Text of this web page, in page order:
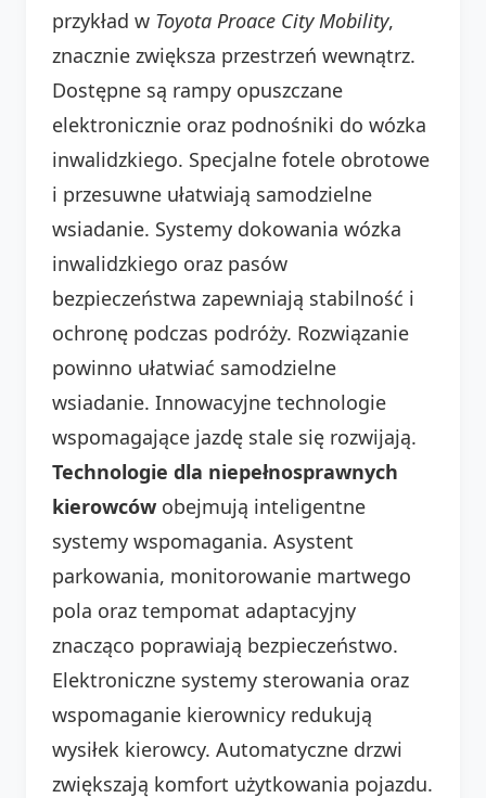
przykład w Toyota Proace City Mobility,
znacznie zwiększa przestrzeń wewnątrz.
Dostępne są rampy opuszczane
elektronicznie oraz podnośniki do wózka
inwalidzkiego. Specjalne fotele obrotowe
i przesuwne ułatwiają samodzielne
wsiadanie. Systemy dokowania wózka
inwalidzkiego oraz pasów
bezpieczeństwa zapewniają stabilność i
ochronę podczas podróży. Rozwiązanie
powinno ułatwiać samodzielne
wsiadanie. Innowacyjne technologie
wspomagające jazdę stale się rozwijają.
Technologie dla niepełnosprawnych
kierowców obejmują inteligentne
systemy wspomagania. Asystent
parkowania, monitorowanie martwego
pola oraz tempomat adaptacyjny
znacząco poprawiają bezpieczeństwo.
Elektroniczne systemy sterowania oraz
wspomaganie kierownicy redukują
wysiłek kierowcy. Automatyczne drzwi
zwiększają komfort użytkowania pojazdu.